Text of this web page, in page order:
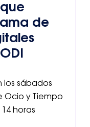
de
los sábados
Ocio y Tiempo
horas